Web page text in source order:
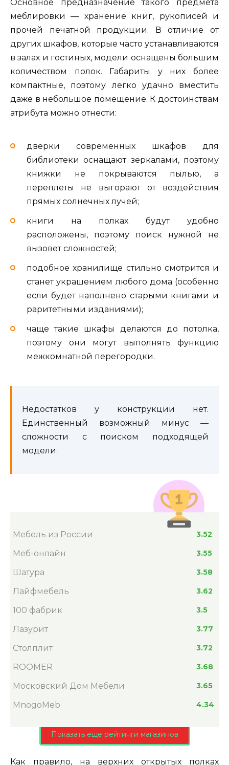
Основное предназначение такого предмета
меблировки — хранение книг, рукописей и
прочей печатной продукции. В отличие от
других шкафов, которые часто устанавливаются
в залах и гостиных, модели оснащены большим
количеством полок. Габариты у них более
компактные, поэтому легко удачно вместить
даже в небольшое помещение. К достоинствам
атрибута можно отнести:
дверки современных шкафов для
библиотеки оснащают зеркалами, поэтому
книжки не покрываются пылью, а
переплеты не выгорают от воздействия
прямых солнечных лучей;
книги на полках будут удобно
расположены, поэтому поиск нужной не
вызовет сложностей;
подобное хранилище стильно смотрится и
станет украшением любого дома (особенно
если будет наполнено старыми книгами и
раритетными изданиями);
чаще такие шкафы делаются до потолка,
поэтому они могут выполнять функцию
межкомнатной перегородки.
Недостатков у конструкции нет.
Единственный возможный минус —
сложности с поиском подходящей
модели.
Мебель из России 3.52
Меб-онлайн 3.55
Шатура 3.58
Лайфмебель 3.62
100 фабрик 3.5
Лазурит 3.77
Столплит 3.72
ROOMER 3.68
Московский Дом Мебели 3.65
MnogoMeb 4.34
Показать еще рейтинги магазинов
Как правило, на верхних открытых полках